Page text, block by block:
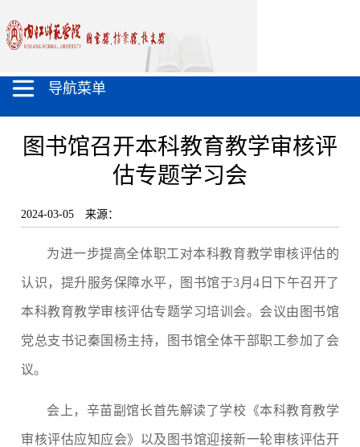
导航菜单
图书馆召开本科教育教学审核评
估专题学习会
2024-03-05 来源：
为进一步提高全体职工对本科教育教学审核评估的
认识，提升服务保障水平，图书馆于3月4日下午召开了
本科教育教学审核评估专题学习培训会。会议由图书馆
党总支书记秦国杨主持，图书馆全体干部职工参加了会
议。
会上，辛苗副馆长首先解读了学校《本科教育教学
审核评估应知应会》以及图书馆迎接新一轮审核评估开